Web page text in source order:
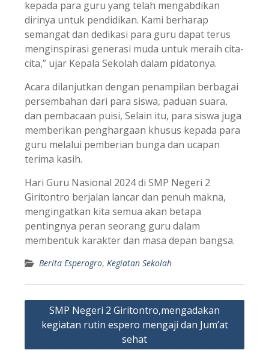
kepada para guru yang telah mengabdikan
dirinya untuk pendidikan. Kami berharap
semangat dan dedikasi para guru dapat terus
menginspirasi generasi muda untuk meraih cita-
cita,” ujar Kepala Sekolah dalam pidatonya.
Acara dilanjutkan dengan penampilan berbagai
persembahan dari para siswa, paduan suara,
dan pembacaan puisi, Selain itu, para siswa juga
memberikan penghargaan khusus kepada para
guru melalui pemberian bunga dan ucapan
terima kasih.
Hari Guru Nasional 2024 di SMP Negeri 2
Giritontro berjalan lancar dan penuh makna,
mengingatkan kita semua akan betapa
pentingnya peran seorang guru dalam
membentuk karakter dan masa depan bangsa.
Berita Esperogro, Kegiatan Sekolah
Navigasi
pos
SMP Negeri 2 Giritontro,mengadakan
kegiatan rutin espero mengaji dan Jum’at
sehat